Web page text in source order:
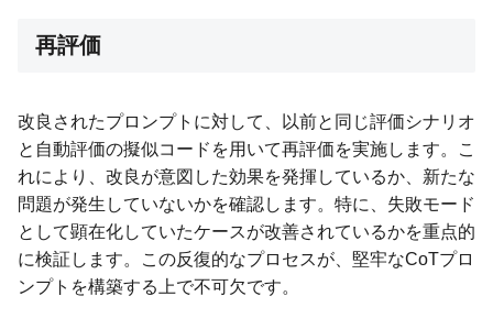
再評価
改良されたプロンプトに対して、以前と同じ評価シナリオ
と自動評価の擬似コードを用いて再評価を実施します。こ
れにより、改良が意図した効果を発揮しているか、新たな
問題が発生していないかを確認します。特に、失敗モード
として顕在化していたケースが改善されているかを重点的
に検証します。この反復的なプロセスが、堅牢なCoTプロ
ンプトを構築する上で不可欠です。